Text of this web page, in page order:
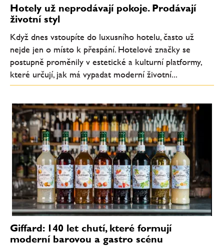
Hotely už neprodávají pokoje. Prodávají
životní styl
Když dnes vstoupíte do luxusního hotelu, často už
nejde jen o místo k přespání. Hotelové značky se
postupně proměnily v estetické a kulturní platformy,
které určují, jak má vypadat moderní životní...
Giffard: 140 let chutí, které formují
moderní barovou a gastro scénu